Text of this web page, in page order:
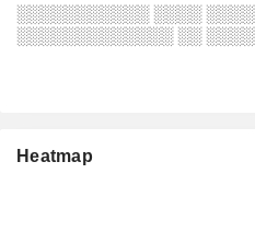
░░░░░░░░░░░ ░░░░
░░░░░░░░░░░░░ ░░
Heatmap